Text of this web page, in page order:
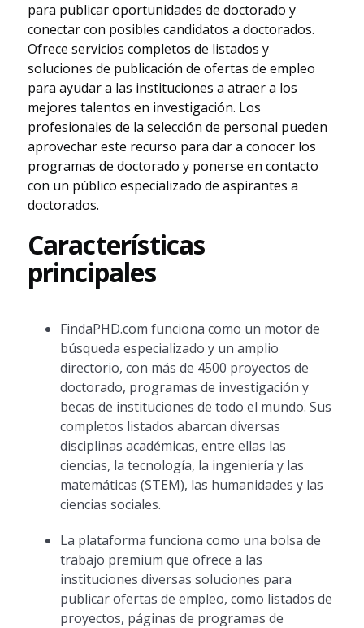
para publicar oportunidades de doctorado y
conectar con posibles candidatos a doctorados.
Ofrece servicios completos de listados y
soluciones de publicación de ofertas de empleo
para ayudar a las instituciones a atraer a los
mejores talentos en investigación. Los
profesionales de la selección de personal pueden
aprovechar este recurso para dar a conocer los
programas de doctorado y ponerse en contacto
con un público especializado de aspirantes a
doctorados.
Características
principales
FindaPHD.com funciona como un motor de
búsqueda especializado y un amplio
directorio, con más de 4500 proyectos de
doctorado, programas de investigación y
becas de instituciones de todo el mundo. Sus
completos listados abarcan diversas
disciplinas académicas, entre ellas las
ciencias, la tecnología, la ingeniería y las
matemáticas (STEM), las humanidades y las
ciencias sociales.
La plataforma funciona como una bolsa de
trabajo premium que ofrece a las
instituciones diversas soluciones para
publicar ofertas de empleo, como listados de
proyectos, páginas de programas de